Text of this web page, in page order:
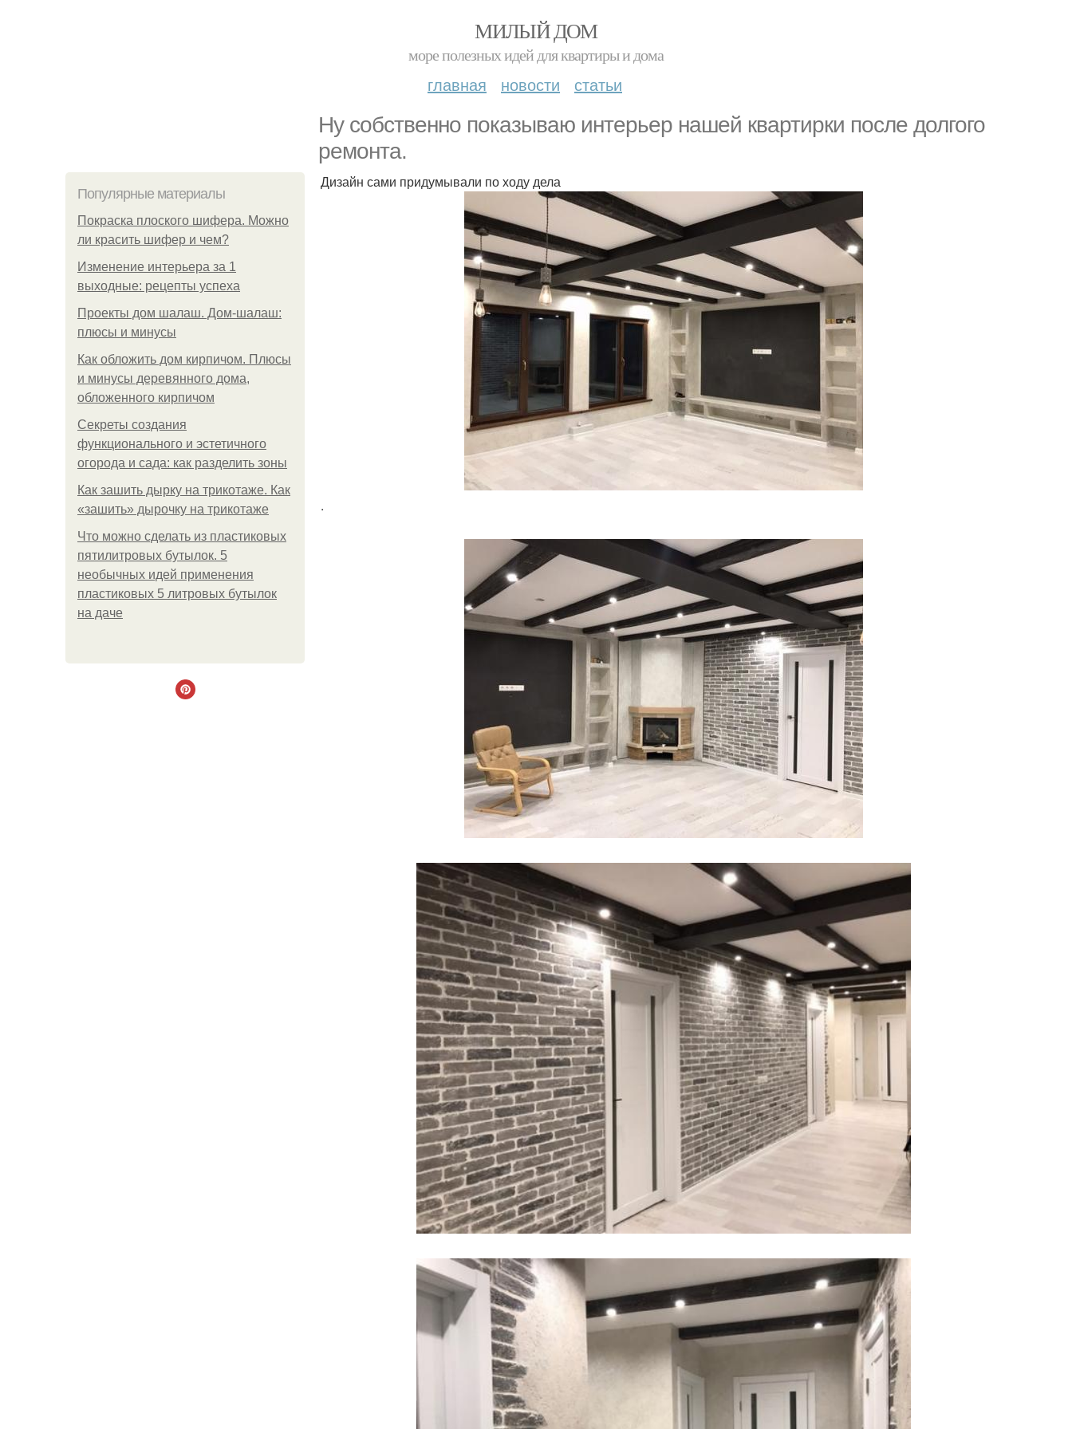
МИЛЫЙ ДОМ
море полезных идей для квартиры и дома
главная новости статьи
Ну собственно показываю интерьер нашей квартирки после долгого
ремонта.
Популярные материалы
Покраска плоского шифера. Можно
ли красить шифер и чем?
Изменение интерьера за 1
выходные: рецепты успеха
Проекты дом шалаш. Дом-шалаш:
плюсы и минусы
Как обложить дом кирпичом. Плюсы
и минусы деревянного дома,
обложенного кирпичом
Секреты создания
функционального и эстетичного
огорода и сада: как разделить зоны
Как зашить дырку на трикотаже. Как
«зашить» дырочку на трикотаже
Что можно сделать из пластиковых
пятилитровых бутылок. 5
необычных идей применения
пластиковых 5 литровых бутылок
на даче
Дизайн сами придумывали по ходу дела
.